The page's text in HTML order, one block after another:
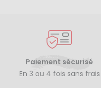
Paiement sécurisé
En 3 ou 4 fois sans frais